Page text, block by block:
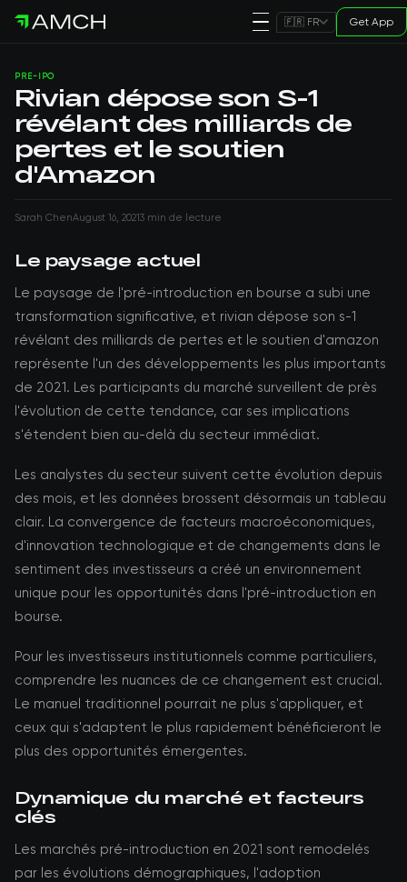
🇫🇷 FR Get App
PRE-IPO
Rivian dépose son S-1
révélant des milliards de
pertes et le soutien
d'Amazon
Sarah ChenAugust 16, 20213 min de lecture
Le paysage actuel
Le paysage de l'pré-introduction en bourse a subi une
transformation significative, et rivian dépose son s-1
révélant des milliards de pertes et le soutien d'amazon
représente l'un des développements les plus importants
de 2021. Les participants du marché surveillent de près
l'évolution de cette tendance, car ses implications
s'étendent bien au-delà du secteur immédiat.
Les analystes du secteur suivent cette évolution depuis
des mois, et les données brossent désormais un tableau
clair. La convergence de facteurs macroéconomiques,
d'innovation technologique et de changements dans le
sentiment des investisseurs a créé un environnement
unique pour les opportunités dans l'pré-introduction en
bourse.
Pour les investisseurs institutionnels comme particuliers,
comprendre les nuances de ce changement est crucial.
Le manuel traditionnel pourrait ne plus s'appliquer, et
ceux qui s'adaptent le plus rapidement bénéficieront le
plus des opportunités émergentes.
Dynamique du marché et facteurs
clés
Les marchés pré-introduction en 2021 sont remodelés
par les évolutions démographiques, l'adoption